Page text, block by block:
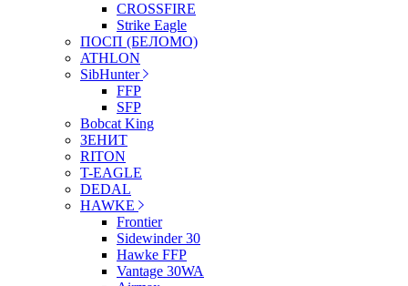
CROSSFIRE
Strike Eagle
ПОСП (БЕЛОМО)
ATHLON
SibHunter
FFP
SFP
Bobcat King
ЗЕНИТ
RITON
T-EAGLE
DEDAL
HAWKE
Frontier
Sidewinder 30
Hawke FFP
Vantage 30WA